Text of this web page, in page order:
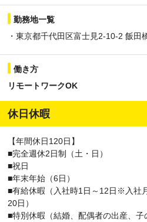
勤務地一覧
・東京都千代田区富士見2-10-2 飯田
働き方
リモートワークOK
休日休暇
【年間休日120日】
■完全週休2日制（土・日）
■祝日
■年末年始（6日）
■有給休暇（入社時1日～12日※入社
20日）
■特別休暇（結婚、配偶者の出産、子